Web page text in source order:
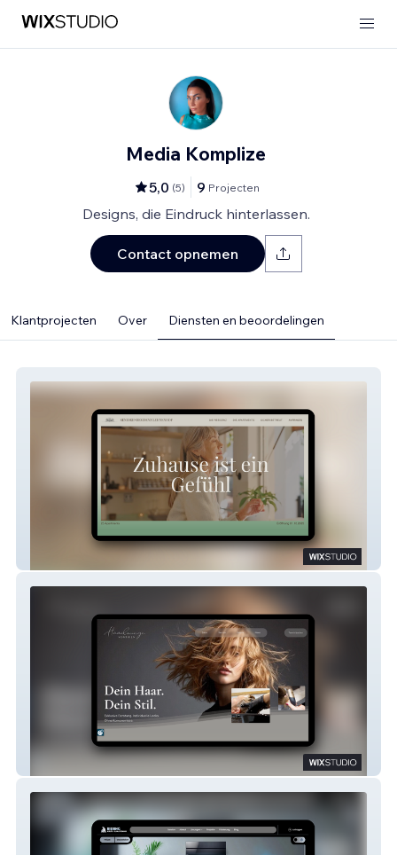
Media Komplize
5,0 (5) 9 Projecten
Designs, die Eindruck hinterlassen.
Contact opnemen
Klantprojecten Over Diensten en beoordelingen
Haarlounge